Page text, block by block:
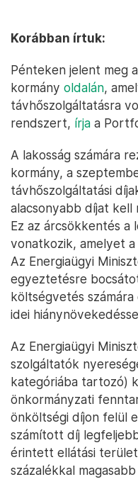
Korábban írtuk:
Pénteken jelent meg
kormány oldalán,
távhőszolgáltatásra
rendszert, írja a
A lakosság számára
kormány, a
távhőszolgáltatási
alacsonyabb díjat
Ez az árcsökkentés a
vonatkozik, amelyet
Az Energiaügyi
egyeztetésre
költségvetés számára
idei
Az Energiaügyi
szolgáltatók
kategóriába tartozó)
önkormányzati
önköltségi díjon felül
számított díj
érintett ellátási
százalékkal